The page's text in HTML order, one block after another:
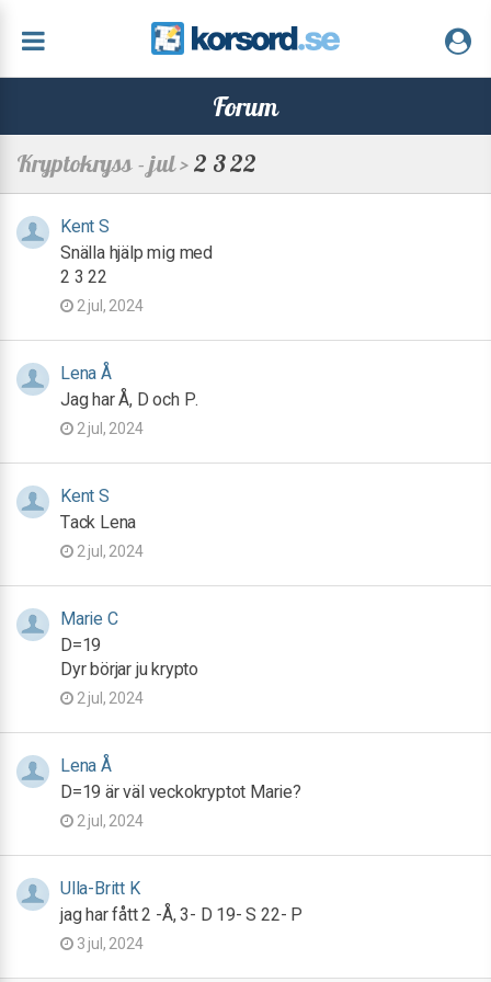
Forum
Kryptokryss - jul >2 3 22
Kent S
Snälla hjälp mig med
2 3 22
2 jul, 2024
Lena Å
Jag har Å, D och P.
2 jul, 2024
Kent S
Tack Lena
2 jul, 2024
Marie C
D=19
Dyr börjar ju krypto
2 jul, 2024
Lena Å
D=19 är väl veckokryptot Marie?
2 jul, 2024
Ulla-Britt K
jag har fått 2 -Å, 3- D 19- S 22- P
3 jul, 2024